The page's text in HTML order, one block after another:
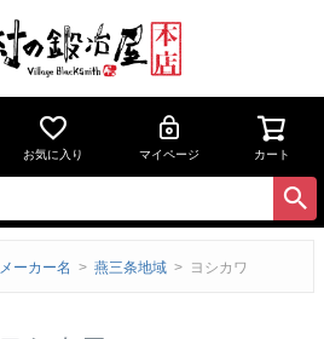
お気に入り マイページ カート
メーカー名 燕三条地域 ヨシカワ